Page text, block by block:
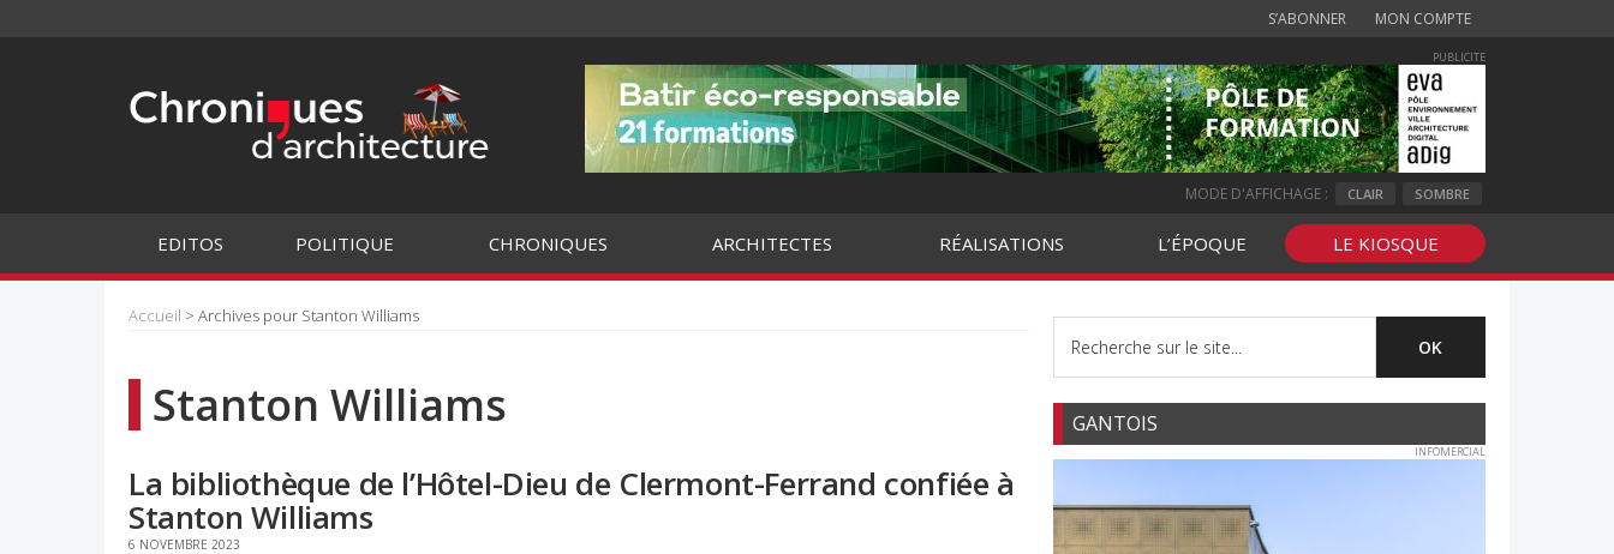
S’ABONNER MON COMPTE
PUBLICITE
MODE D'AFFICHAGE : CLAIR SOMBRE
EDITOS POLITIQUE CHRONIQUES ARCHITECTES RÉALISATIONS L’ÉPOQUE LE KIOSQUE
Accueil > Archives pour Stanton Williams
Stanton Williams
La bibliothèque de l’Hôtel-Dieu de Clermont-Ferrand confiée à
Stanton Williams
6 NOVEMBRE 2023
GANTOIS
INFOMERCIAL